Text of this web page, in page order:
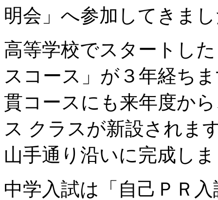
明会」へ参加してきま
高等学校でスタートし
スコース」が３年経ち
貫コースにも来年度か
ス クラスが新設されま
山手通り沿いに完成し
中学入試は「自己ＰＲ